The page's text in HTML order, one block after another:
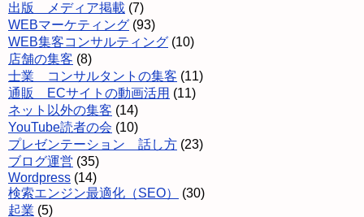
出版 メディア掲載 (7)
WEBマーケティング (93)
WEB集客コンサルティング (10)
店舗の集客 (8)
士業 コンサルタントの集客 (11)
通販 ECサイトの動画活用 (11)
ネット以外の集客 (14)
YouTube読者の会 (10)
プレゼンテーション 話し方 (23)
ブログ運営 (35)
Wordpress (14)
検索エンジン最適化（SEO）
(30)
起業 (5)